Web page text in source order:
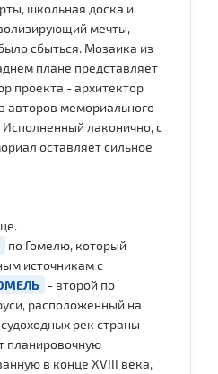
школьная доска и
мечты,
сбыться. Мозаика из
плане представляет
проекта - архитектор
авторов мемориального
лаконично, с
оставляет сильное
по Гомелю, который
источникам с
- второй по
расположенный на
рек страны -
планировочную
в конце XVIII века,